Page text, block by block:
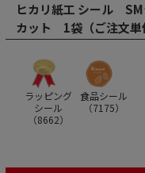
ヒカリ紙工 シール
カット 1袋（ご注文単
ラッピング
シール
（8662）
食品シール
（7175）